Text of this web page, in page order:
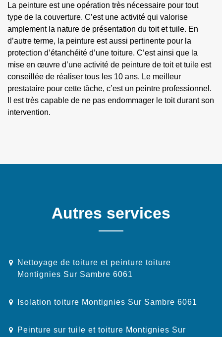
La peinture est une opération très nécessaire pour tout
type de la couverture. C’est une activité qui valorise
amplement la nature de présentation du toit et tuile. En
d’autre terme, la peinture est aussi pertinente pour la
protection d’étanchéité d’une toiture. C’est ainsi que la
mise en œuvre d’une activité de peinture de toit et tuile est
conseillée de réaliser tous les 10 ans. Le meilleur
prestataire pour cette tâche, c’est un peintre professionnel.
Il est très capable de ne pas endommager le toit durant son
intervention.
Autres services
Nettoyage de toiture et peinture toiture
Montignies Sur Sambre 6061
Isolation toiture Montignies Sur Sambre 6061
Peinture sur tuile et toiture Montignies Sur